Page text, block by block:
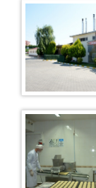
Duruşma Salonu
Marmara Ceza
Kampüs Fatih
Isı Merkezi
Kampüs Genel
İş Yurtları
Bakırköy Satış